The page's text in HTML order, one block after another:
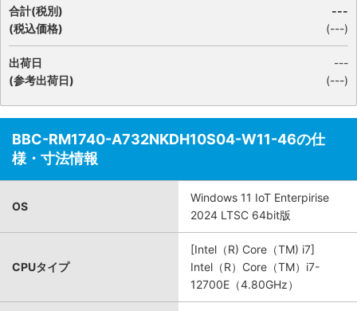
合計(税別)
(税込価格)
---
(---)
出荷日
(参考出荷日)
---
(---)
BBC-RM1740-A732NKDH10S04-W11-46の仕
様・寸法情報
OS
Windows 11 IoT Enterpirise
2024 LTSC 64bit版
CPUタイプ
[Intel（R) Core（TM) i7]
Intel（R）Core（TM）i7-
12700E（4.80GHz）